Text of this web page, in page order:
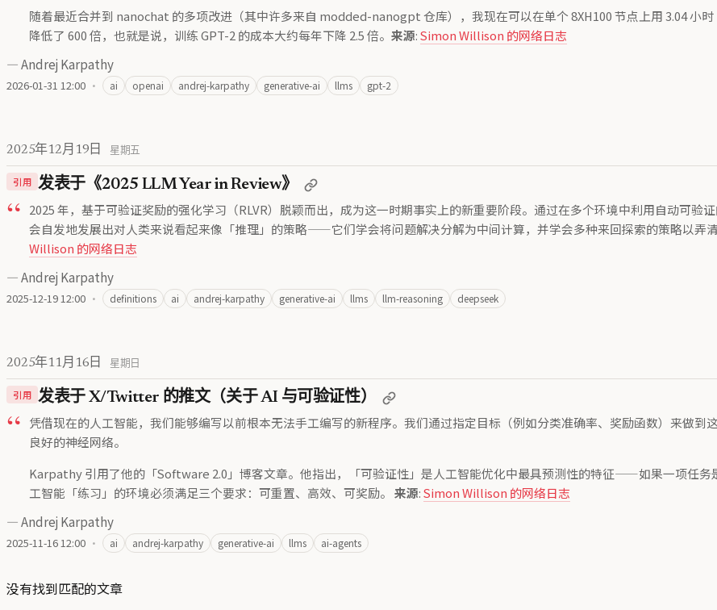
随着最近合并到 nanochat 的多项改进（其中许多来自 modded-nanogpt 仓库），我现在可以在单个 8XH100 节点上用 3.04 小时
降低了 600 倍，也就是说，训练 GPT-2 的成本大约每年下降 2.5 倍。 来源:Simon Willison 的网络日志
—Andrej Karpathy
2026-01-31 12:00 · ai openai andrej-karpathy generative-ai llms gpt-2
2025年12月19日 星期五
引用 发表于《2025 LLM Year in Review》
2025 年，基于可验证奖励的强化学习（RLVR）脱颖而出，成为这一时期事实上的新重要阶段。通过在多个环境中利用自动可验
会自发地发展出对人类来说看起来像「推理」的策略——它们学会将问题解决分解为中间计算，并学会多种来回探索的策略以弄
Willison 的网络日志
—Andrej Karpathy
2025-12-19 12:00 · definitions ai andrej-karpathy generative-ai llms llm-reasoning deepseek
2025年11月16日 星期日
引用 发表于 X/Twitter 的推文（关于 AI 与可验证性）
凭借现在的人工智能，我们能够编写以前根本无法手工编写的新程序。我们通过指定目标（例如分类准确率、奖励函数）来做
良好的神经网络。
Karpathy 引用了他的「Software 2.0」博客文章。他指出，「可验证性」是人工智能优化中最具预测性的特征——如果一项任务
工智能「练习」的环境必须满足三个要求：可重置、高效、可奖励。 来源:Simon Willison 的网络日志
—Andrej Karpathy
2025-11-16 12:00 · ai andrej-karpathy generative-ai llms ai-agents
没有找到匹配的文章